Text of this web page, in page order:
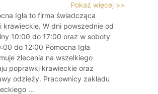
Pokaż więcej >>
Igła to firma świadcząca
krawieckie. W dni powszednie od
10:00 do 17:00 oraz w soboty
do 12:00 Pomocna Igła
zlecenia na wszelkiego
poprawki krawieckie oraz
odzieży. Pracownicy zakładu
...